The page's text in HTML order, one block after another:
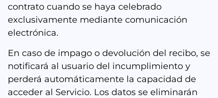
contrato cuando se haya celebrado
exclusivamente mediante comunicación
electrónica.
En caso de impago o devolución del recibo, se
notificará al usuario del incumplimiento y
perderá automáticamente la capacidad de
acceder al Servicio. Los datos se eliminarán